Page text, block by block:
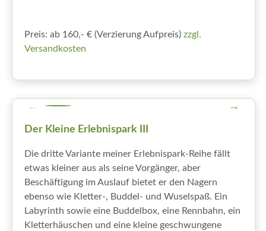
Preis: ab 160,- € (Verzierung Aufpreis) zzgl.
Versandkosten
Der Kleine Erlebnispark III
Die dritte Variante meiner Erlebnispark-Reihe fällt
etwas kleiner aus als seine Vorgänger, aber
Beschäftigung im Auslauf bietet er den Nagern
ebenso wie Kletter-, Buddel- und Wuselspaß. Ein
Labyrinth sowie eine Buddelbox, eine Rennbahn, ein
Kletterhäuschen und eine kleine geschwungene